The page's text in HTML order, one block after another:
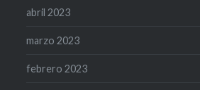
abril 2023
marzo 2023
febrero 2023